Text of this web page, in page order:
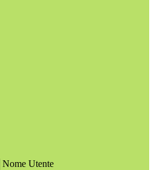
Nome Utente